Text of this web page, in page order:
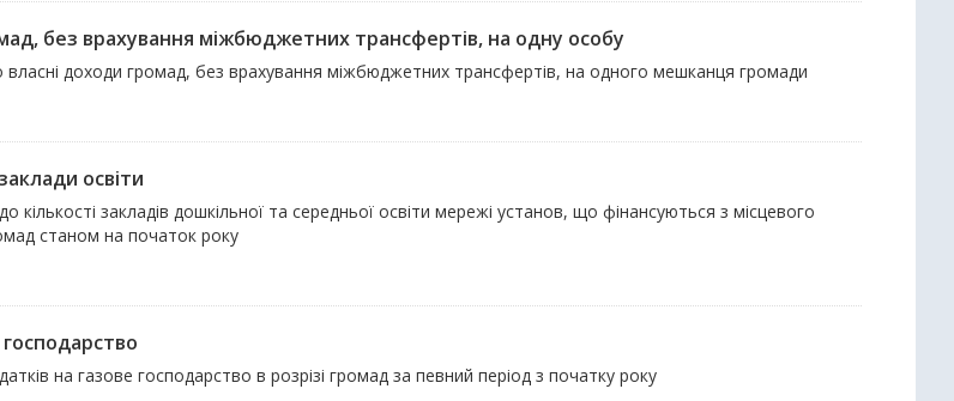
без врахування міжбюджетних трансфертів, на одну особу
власні доходи громад, без врахування міжбюджетних трансфертів, на одного мешканця громади
освіти
кількості закладів дошкільної та середньої освіти мережі установ, що фінансуються з місцевого
станом на початок року
на газове господарство в розрізі громад за певний період з початку року